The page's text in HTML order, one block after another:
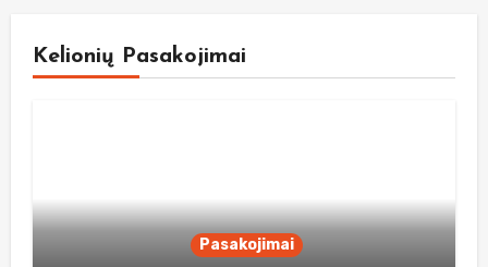
Kelionių Pasakojimai
Pasakojimai